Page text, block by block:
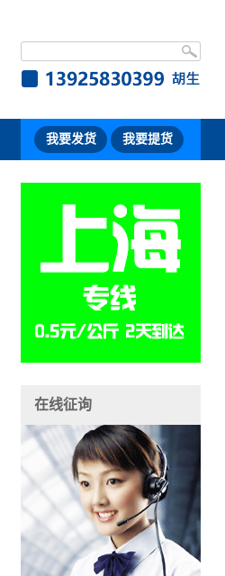
我要发货 我要提货
在线征询